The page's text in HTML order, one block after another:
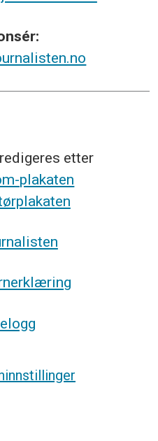
etter
plakaten